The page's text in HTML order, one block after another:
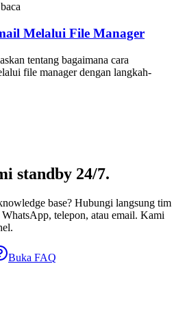
Melalui File Manager
tentang bagaimana cara
file manager dengan langkah-
standby 24/7.
base? Hubungi langsung tim
telepon, atau email. Kami
Buka FAQ